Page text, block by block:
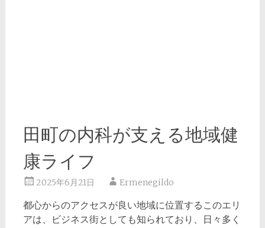
田町の内科が支える地域健
康ライフ
2025年6月21日 Ermenegildo
都心からのアクセスが良い地域に位置するこのエリ
アは、ビジネス街としても知られており、日々多く